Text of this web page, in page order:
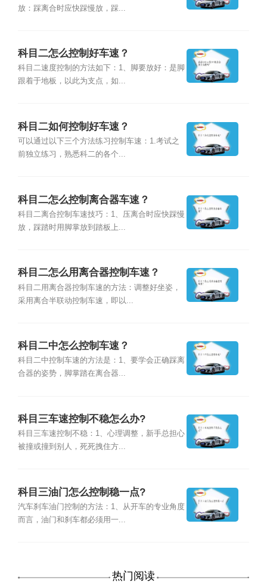
放：踩离合时应快踩慢放，踩...
科目二怎么控制好车速？
科目二速度控制的方法如下：1、脚要放好：是脚
跟着于地板，以此为支点，如...
科目二如何控制好车速？
可以通过以下三个方法练习控制车速：1.考试之
前独立练习，熟悉科二的各个...
科目二怎么控制离合器车速？
科目二离合控制车速技巧：1、压离合时应快踩慢
放，踩踏时用脚掌放到踏板上...
科目二怎么用离合器控制车速？
科目二用离合器控制车速的方法：调整好坐姿，
采用离合半联动控制车速，即以...
科目二中怎么控制车速？
科目二中控制车速的方法是：1、要学会正确踩离
合器的姿势，脚掌踏在离合器...
科目三车速控制不稳怎么办?
科目三车速控制不稳：1、心理调整，新手总担心
被撞或撞到别人，死死拽住方...
科目三油门怎么控制稳一点?
汽车刹车油门控制的方法：1、从开车的专业角度
而言，油门和刹车都必须用一...
热门阅读